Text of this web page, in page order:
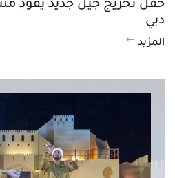
حفل تخريج جيل جديد يقود
دبي
المزيد